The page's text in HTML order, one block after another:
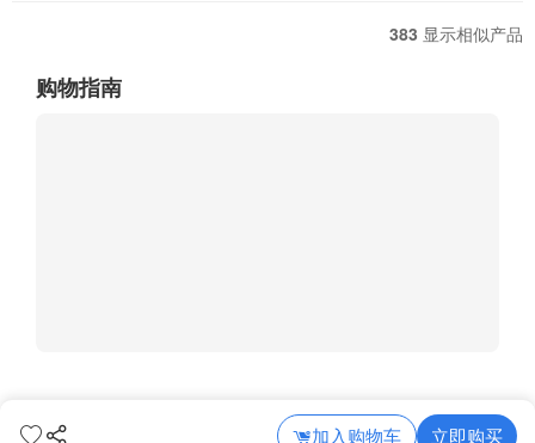
383 显示相似产品
购物指南
加入购物车 立即购买